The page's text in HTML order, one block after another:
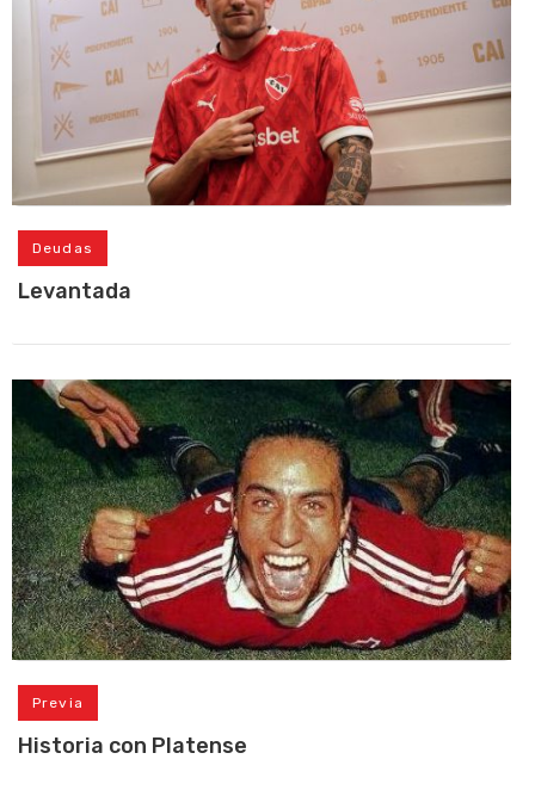
Deudas
Levantada
Previa
Historia con Platense